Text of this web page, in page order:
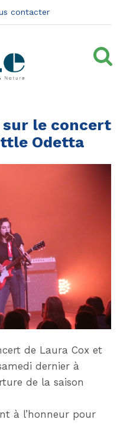
contacter
sur le concert
Odetta
de Laura Cox et
dernier à
de la saison
à l’honneur pour